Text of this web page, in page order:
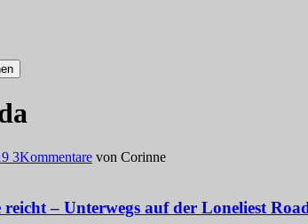
3Kommentare von Corinne
– Unterwegs auf der Loneliest